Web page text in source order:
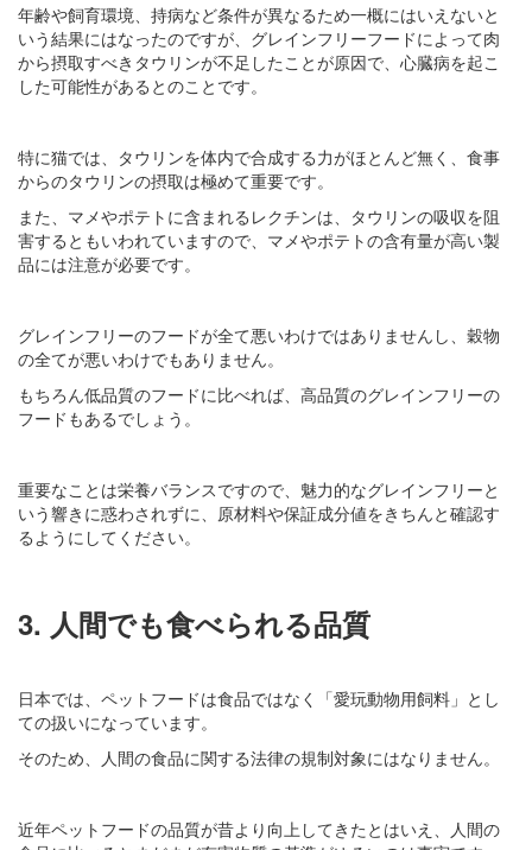
年齢や飼育環境、持病など条件が異なるため一概にはいえないと
いう結果にはなったのですが、グレインフリーフードによって肉
から摂取すべきタウリンが不足したことが原因で、心臓病を起こ
した可能性があるとのことです。
特に猫では、タウリンを体内で合成する力がほとんど無く、食事
からのタウリンの摂取は極めて重要です。
また、マメやポテトに含まれるレクチンは、タウリンの吸収を阻
害するともいわれていますので、マメやポテトの含有量が高い製
品には注意が必要です。
グレインフリーのフードが全て悪いわけではありませんし、穀物
の全てが悪いわけでもありません。
もちろん低品質のフードに比べれば、高品質のグレインフリーの
フードもあるでしょう。
重要なことは栄養バランスですので、魅力的なグレインフリーと
いう響きに惑わされずに、原材料や保証成分値をきちんと確認す
るようにしてください。
3. 人間でも食べられる品質
日本では、ペットフードは食品ではなく「愛玩動物用飼料」とし
ての扱いになっています。
そのため、人間の食品に関する法律の規制対象にはなりません。
近年ペットフードの品質が昔より向上してきたとはいえ、人間の